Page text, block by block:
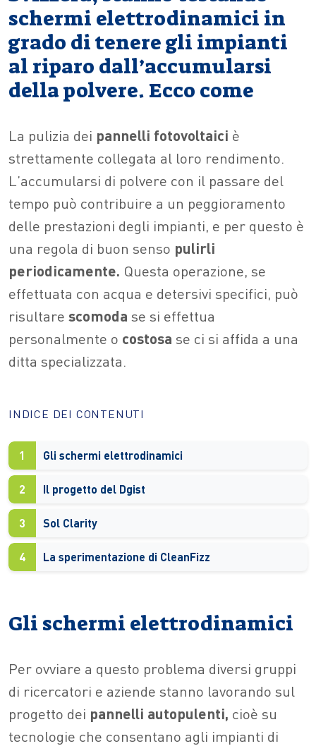
schermi elettrodinamici in
grado di tenere gli impianti
al riparo dall’accumularsi
della polvere. Ecco come
La pulizia dei pannelli fotovoltaici è
strettamente collegata al loro rendimento.
L’accumularsi di polvere con il passare del
tempo può contribuire a un peggioramento
delle prestazioni degli impianti, e per questo è
una regola di buon senso pulirli
periodicamente. Questa operazione, se
effettuata con acqua e detersivi specifici, può
risultare scomoda se si effettua
personalmente o costosa se ci si affida a una
ditta specializzata.
INDICE DEI CONTENUTI
1 Gli schermi elettrodinamici
2 Il progetto del Dgist
3 Sol Clarity
4 La sperimentazione di CleanFizz
Gli schermi elettrodinamici
Per ovviare a questo problema diversi gruppi
di ricercatori e aziende stanno lavorando sul
progetto dei pannelli autopulenti, cioè su
tecnologie che consentano agli impianti di